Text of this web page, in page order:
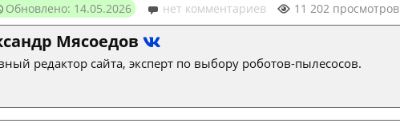
Обновлено: 14.05.2026 нет комментариев 11 202 просмотров
Мясоедов
редактор сайта, эксперт по выбору роботов-пылесосов.